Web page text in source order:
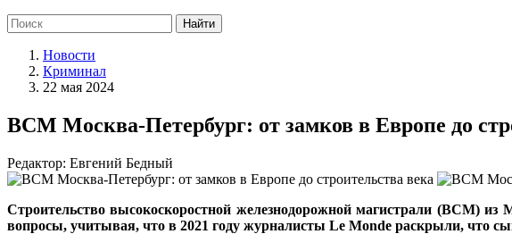
Новости
Криминал
22 мая 2024
ВСМ Москва-Петербург: от замков в Европе до
Редактор: Евгений Бедный
Строительство высокоскоростной железнодорожной магистрали (ВСМ)
вопросы, учитывая, что в 2021 году журналисты Le Monde раскрыли, что